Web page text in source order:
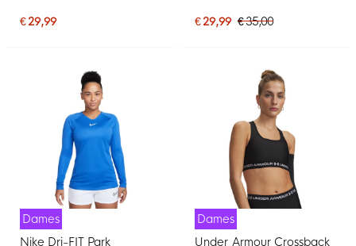
€ 29,99
€ 29,99 € 35,00
Dames
Nike Dri-FIT Park
Dames
Under Armour Crossback